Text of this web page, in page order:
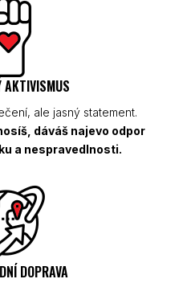
AKTIVISMUS
ale jasný statement.
dáváš najevo odpor
a nespravedlnosti.
DOPRAVA